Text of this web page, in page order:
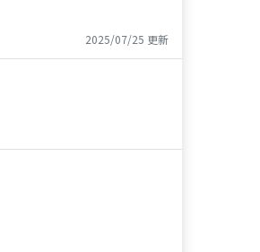
2025/07/25 更新